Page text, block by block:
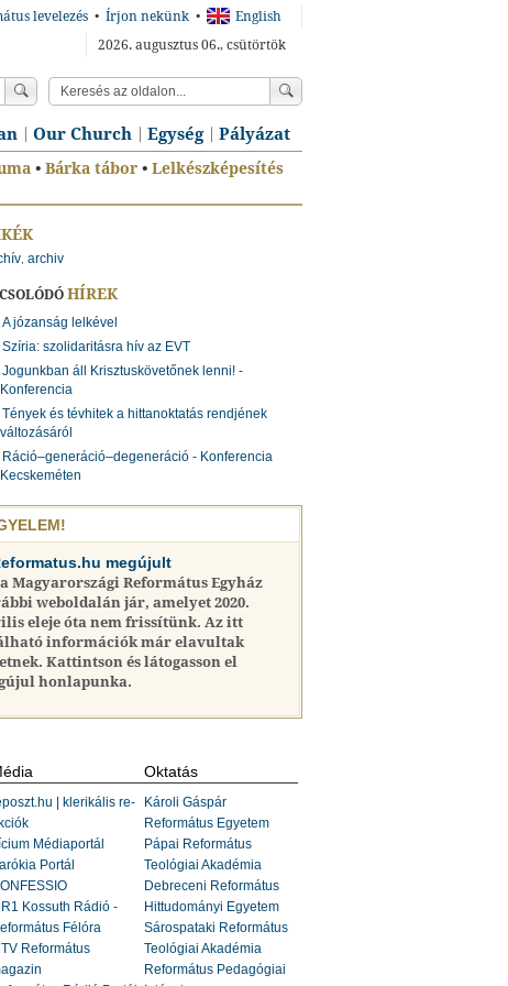
levelezés • Írjon nekünk •
English
2026. augusztus 06., csütörtök
Our Church Egység Pályázat
• Bárka tábor • Lelkészképesítés
, archiv
HÍREK
A józanság lelkével
Szíria: szolidaritásra hív az EVT
Jogunkban áll Krisztuskövetőnek lenni! -
Konferencia
Tények és tévhitek a hittanoktatás rendjének
változásáról
Ráció–generáció–degeneráció - Konferencia
Kecskeméten
megújult
Magyarországi Református Egyház
weboldalán jár, amelyet 2020.
eleje óta nem frissítünk. Az itt
információk már elavultak
Kattintson és látogasson el
honlapunka.
| klerikális re-
Médiaportál
Portál
Kossuth Rádió -
Félóra
Református
Oktatás
Károli Gáspár
Református Egyetem
Pápai Református
Teológiai Akadémia
Debreceni Református
Hittudományi Egyetem
Sárospataki Református
Teológiai Akadémia
Református Pedagógiai